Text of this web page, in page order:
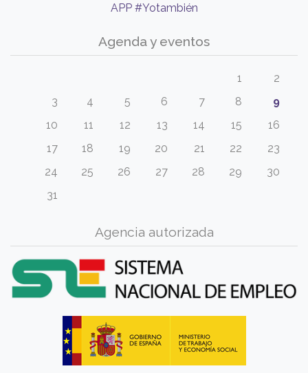
APP #Yotambién
Agenda y eventos
1
2
3
4 5 6 7 8
9
10
11 12 13 14 15
16
17
18 19 20 21 22
23
24
25 26 27 28 29
30
31
Agencia autorizada